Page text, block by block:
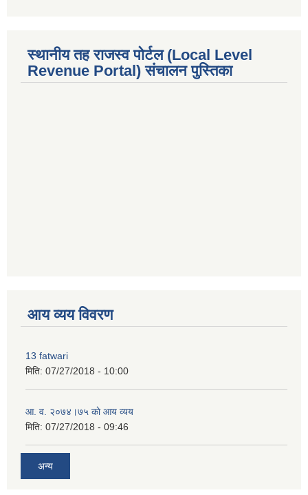
स्थानीय तह राजस्व पोर्टल (Local Level
Revenue Portal) संचालन पुस्तिका
आय व्यय विवरण
13 fatwari
मिति: 07/27/2018 - 10:00
आ‍. व. २०७४।७५ काे आय व्यय
मिति: 07/27/2018 - 09:46
अन्य